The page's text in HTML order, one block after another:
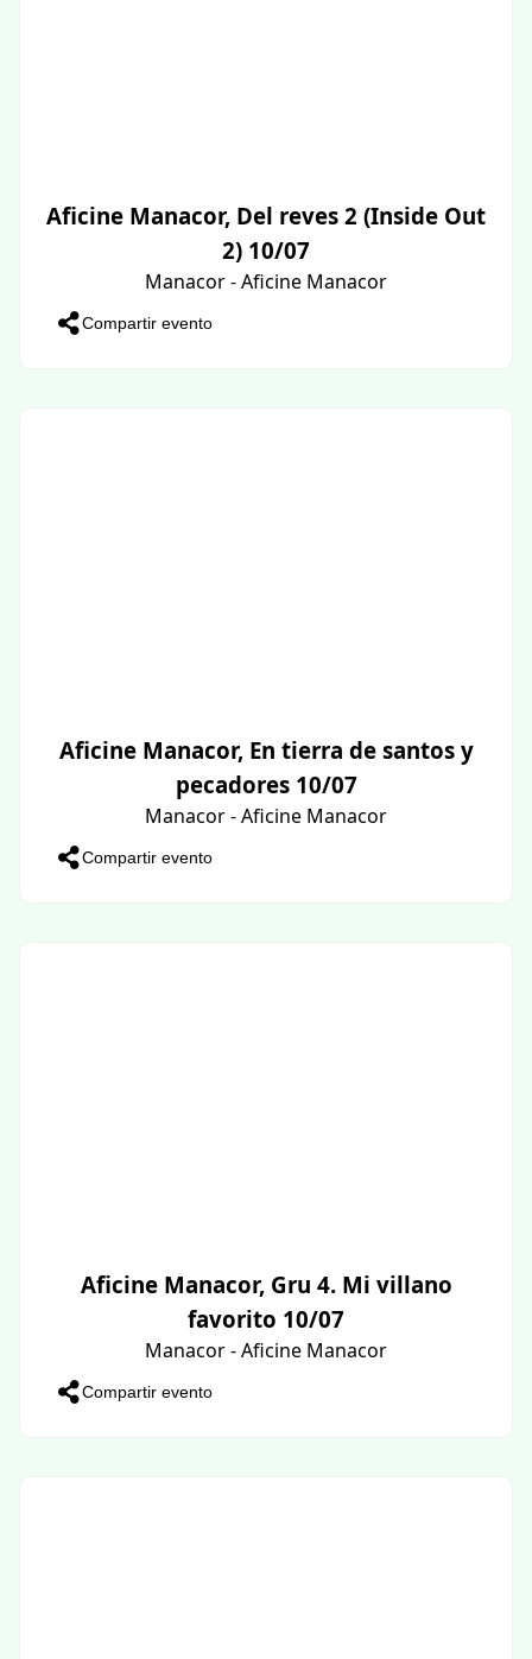
Aficine Manacor, Del reves 2 (Inside Out
2) 10/07
Manacor - Aficine Manacor
Compartir evento
Aficine Manacor, En tierra de santos y
pecadores 10/07
Manacor - Aficine Manacor
Compartir evento
Aficine Manacor, Gru 4. Mi villano
favorito 10/07
Manacor - Aficine Manacor
Compartir evento